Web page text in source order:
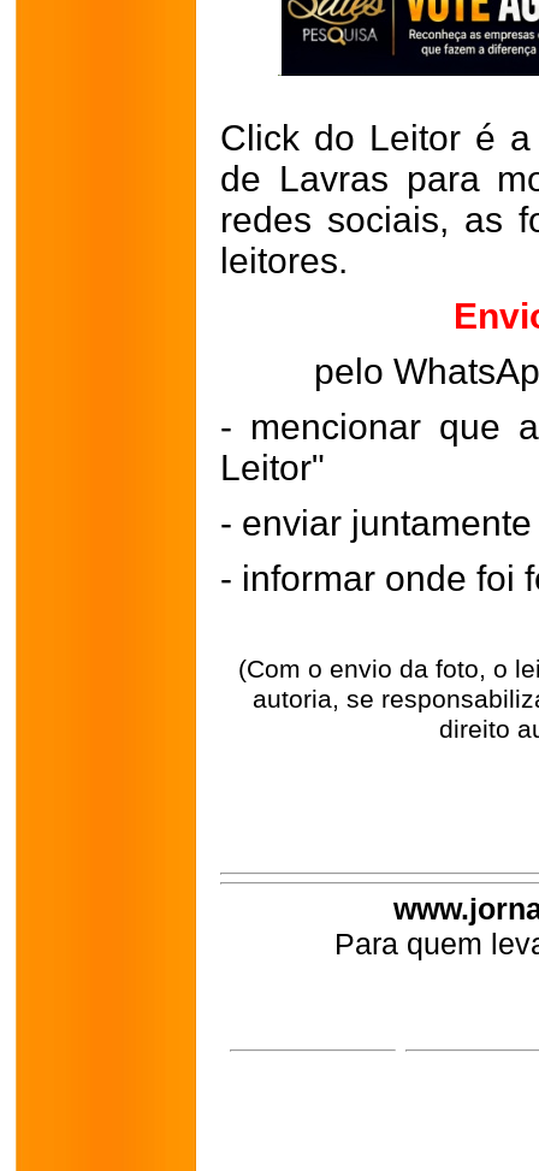
Click do Leitor é
de Lavras para
redes sociais, as
leitores.
pelo
- mencionar que
Leitor"
- enviar
- informar onde foi
(Com o envio da foto, o
autoria, se
direito
Para quem